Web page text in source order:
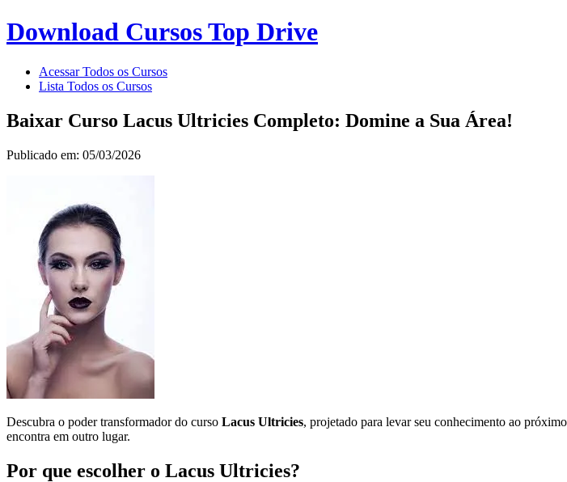
Download Cursos Top Drive
Acessar Todos os Cursos
Lista Todos os Cursos
Baixar Curso Lacus Ultricies Completo: Domine a Sua Área!
Publicado em: 05/03/2026
Descubra o poder transformador do curso Lacus Ultricies, projetado para levar seu conhecimento ao
encontra em outro lugar.
Por que escolher o Lacus Ultricies?